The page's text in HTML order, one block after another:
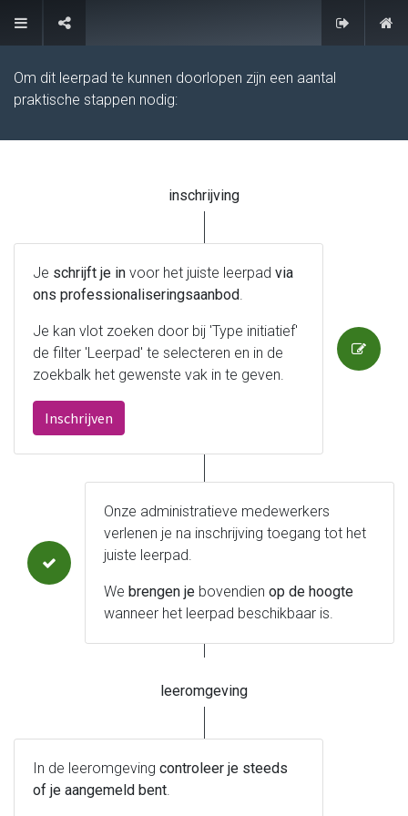
Om dit leerpad te kunnen doorlopen zijn een aantal
praktische stappen nodig:
inschrijving
Je schrijft je in voor het juiste leerpad via
ons professionaliseringsaanbod.
Je kan vlot zoeken door bij 'Type initiatief'
de filter 'Leerpad' te selecteren en in de
zoekbalk het gewenste vak in te geven.
Inschrijven
Onze administratieve medewerkers
verlenen je na inschrijving toegang tot het
juiste leerpad.
We brengen je bovendien op de hoogte
wanneer het leerpad beschikbaar is.
leeromgeving
In de leeromgeving controleer je steeds
of je aangemeld bent.
privacyverklaring cookiebeleid
Copyright © Bedrijfsnaam
Aangeboden door